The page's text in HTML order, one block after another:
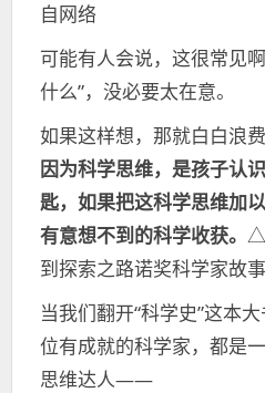
自网络
可能有人会说，这很常见
什么”，没必要太在意。
如果这样想，那就白白浪
因为科学思维，是孩子认
匙，如果把这科学思维加
有意想不到的科学收获。 △
到探索之路诺奖科学家故
当我们翻开“科学史”这本
位有成就的科学家，都是
思维达人——